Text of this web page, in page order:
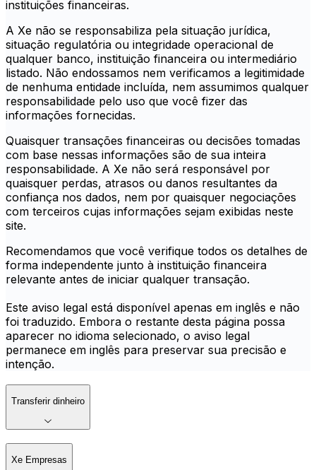
instituições financeiras.
A Xe não se responsabiliza pela situação jurídica,
situação regulatória ou integridade operacional de
qualquer banco, instituição financeira ou intermediário
listado. Não endossamos nem verificamos a legitimidade
de nenhuma entidade incluída, nem assumimos qualquer
responsabilidade pelo uso que você fizer das
informações fornecidas.
Quaisquer transações financeiras ou decisões tomadas
com base nessas informações são de sua inteira
responsabilidade. A Xe não será responsável por
quaisquer perdas, atrasos ou danos resultantes da
confiança nos dados, nem por quaisquer negociações
com terceiros cujas informações sejam exibidas neste
site.
Recomendamos que você verifique todos os detalhes de
forma independente junto à instituição financeira
relevante antes de iniciar qualquer transação.
Este aviso legal está disponível apenas em inglês e não
foi traduzido. Embora o restante desta página possa
aparecer no idioma selecionado, o aviso legal
permanece em inglês para preservar sua precisão e
intenção.
Transferir dinheiro
Xe Empresas